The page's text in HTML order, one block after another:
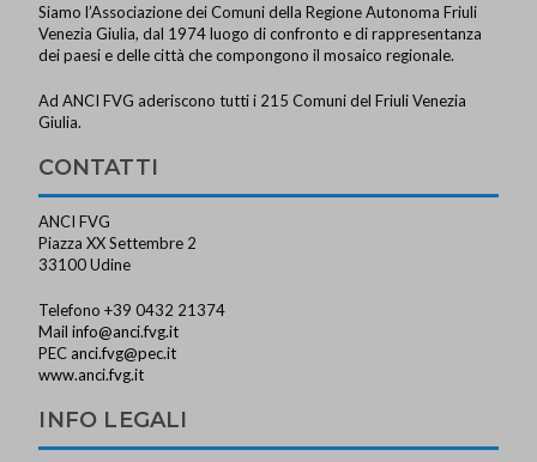
Siamo l’Associazione dei Comuni della Regione Autonoma Friuli
Venezia Giulia, dal 1974 luogo di confronto e di rappresentanza
dei paesi e delle città che compongono il mosaico regionale.
Ad ANCI FVG aderiscono tutti i 215 Comuni del Friuli Venezia
Giulia.
CONTATTI
ANCI FVG
Piazza XX Settembre 2
33100 Udine
Telefono +39 0432 21374
Mailinfo@anci.fvg.it
PEC anci.fvg@pec.it
www.anci.fvg.it
INFO LEGALI